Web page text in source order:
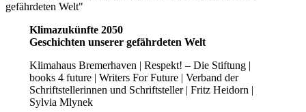
Klimazukünfte 2050
Geschichten unserer gefährdeten Welt
Klimahaus Bremerhaven | Respekt! – Die Stiftung |
books 4 future | Writers For Future | Verband der
Schriftstellerinnen und Schriftsteller | Fritz Heidorn |
Sylvia Mlynek